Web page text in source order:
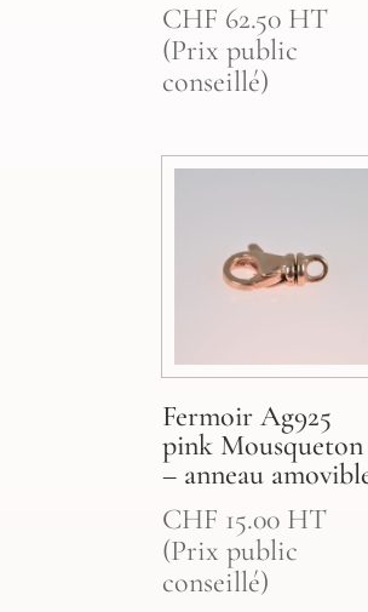
CHF 62.50 HT
(Prix public
conseillé)
Fermoir Ag925
pink Mousqueton
– anneau
CHF 15.00 HT
(Prix public
conseillé)